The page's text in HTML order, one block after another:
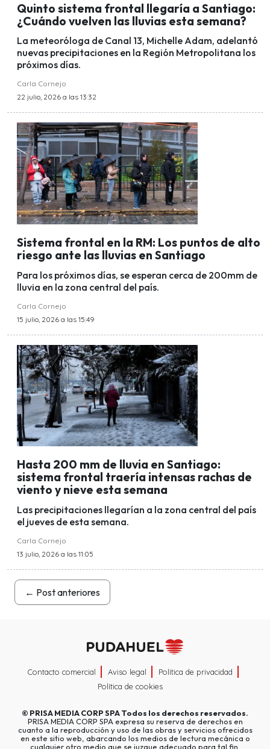
Quinto sistema frontal llegaría a Santiago:
¿Cuándo vuelven las lluvias esta semana?
La meteoróloga de Canal 13, Michelle Adam, adelantó
nuevas precipitaciones en la Región Metropolitana los
próximos días.
Carla Cornejo
22 julio, 2026 a las 13:32
Sistema frontal en la RM: Los puntos de alto
riesgo ante las lluvias en Santiago
Para los próximos días, se esperan cerca de 200mm de
lluvia en la zona central del país.
Carla Cornejo
15 julio, 2026 a las 15:49
Hasta 200 mm de lluvia en Santiago:
sistema frontal traería intensas rachas de
viento y nieve esta semana
Las precipitaciones llegarían a la zona central del país
el jueves de esta semana.
Carla Cornejo
13 julio, 2026 a las 11:05
← Post anteriores
Contacto comercial Aviso legal
Política de privacidad
Política de cookies
© PRISA MEDIA CORP SPATodos los derechos reservados.
PRISA MEDIA CORP SPA expresa su reserva de derechos en
cuanto a la reproducción y uso de las obras y servicios ofrecidos
en este sitio web, abarcando los medios de lectura mecánica o
cualquier otro medio que se juzgue adecuado para tal fin.